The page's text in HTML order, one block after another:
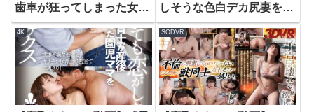
歯車が狂ってしまった女の
物語 前編 川上ゆう
しそうな色白デカ尻妻を生
ハメしまくって何度も種付
けした 徳永しおり
4K SODVR